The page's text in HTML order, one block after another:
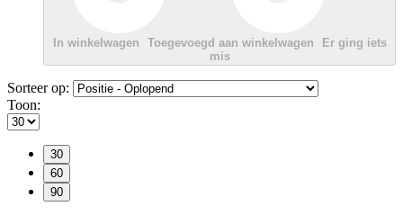
In winkelwagen Toegevoegd aan winkelwagen
Er ging iets
mis
Sorteer op:
Toon:
30
60
90